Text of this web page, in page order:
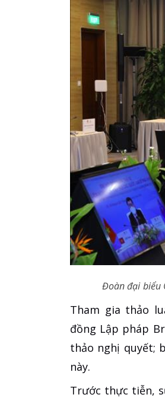
Đoàn đại biểu
Tham gia thảo
đồng Lập pháp
thảo nghị quyết;
này.
Trước thực tiễn,